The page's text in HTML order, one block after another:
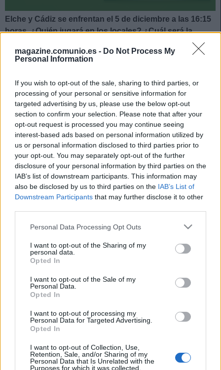
magazine.comunio.es - Do Not Process My
Personal Information
If you wish to opt-out of the sale, sharing to third parties, or
processing of your personal or sensitive information for
targeted advertising by us, please use the below opt-out
section to confirm your selection. Please note that after your
opt-out request is processed you may continue seeing
interest-based ads based on personal information utilized by
us or personal information disclosed to third parties prior to
your opt-out. You may separately opt-out of the further
disclosure of your personal information by third parties on the
IAB’s list of downstream participants. This information may
also be disclosed by us to third parties on the IAB’s List of
Downstream Participants that may further disclose it to other
Please note that this website/app uses one or more Google
not limited to your visit or usage behaviour. You may click to
grant or deny consent to Google and its third-party tags to
use your data for below specified purposes in below Google
consent section.
Personal Data Processing Opt Outs
I want to opt-out of the Sharing of my
personal data.
Opted In
I want to opt-out of the Sale of my
Personal Data.
Opted In
I want to opt-out of processing my
Personal Data for Targeted Advertising.
Opted In
I want to opt-out of Collection, Use,
Retention, Sale, and/or Sharing of my
Personal Data that Is Unrelated with the
Purposes for which it was collected.
Elche y Cádiz se enfrentan el 5 de diciembre a las 16:15
horas. ¿Quién jugará en los locales? ¿Cuál será la
continuación, las posibles alineaciones del Elche-Cádiz.
Posible alineación : Edgar Badía – Palacios, Enzo Roco,
Diego González, Mojica – Marcone (Mascarell), Raúl Guti
(Gumbau), Fidel, Tete Morente (Josan) – Lucas Pérez,
Lucas Boyé.
Estos jugadores son baja : Bigas (lesión muscular).
Estos jugadores son duda: Pastore (molestias), Josema
(molestias).
Posibles modificaciones: dudas sobre la primera
alineación que presentará Francisco y el sistema que
utilizará. En caso de jugar con un 3-5-2 como en su última
entrada a otro central (Gonzalo Verdú).
Actualidad Comunio: los lesionados de la jornada 15
La jornada 15 nos ha dejado un
jugadores tocados. Los
repasamos y hablamos de su